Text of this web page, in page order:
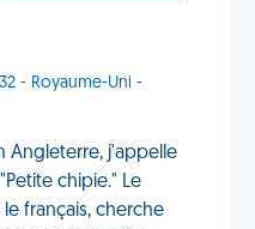
- Royaume-Uni -
Angleterre, j'appelle
chipie." Le
français, cherche